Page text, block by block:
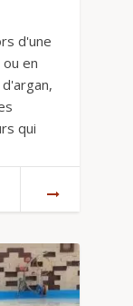
d'une
en
qui